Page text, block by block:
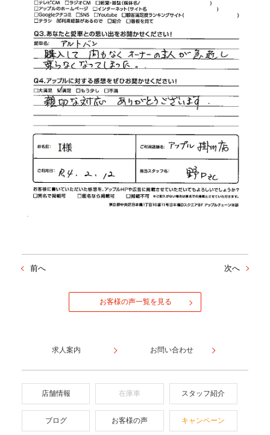
前へ 次へ
お客様の声一覧を見る
求人案内 お問い合わせ
店舗情報 在庫車 スタッフ紹介
ブログ お客様の声 キャンペーン